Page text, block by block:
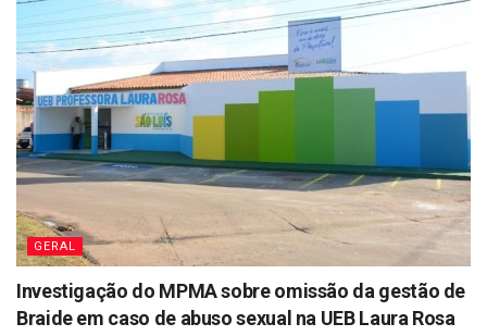
GERAL
Investigação do MPMA sobre omissão da gestão de
Braide em caso de abuso sexual na UEB Laura Rosa